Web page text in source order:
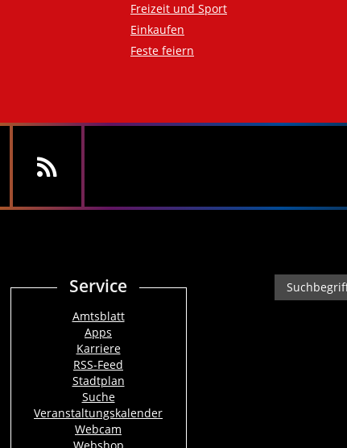
Freizeit und Sport
Einkaufen
Feste feiern
Service
Amtsblatt
Apps
Karriere
RSS-Feed
Stadtplan
Suche
Veranstaltungskalender
Webcam